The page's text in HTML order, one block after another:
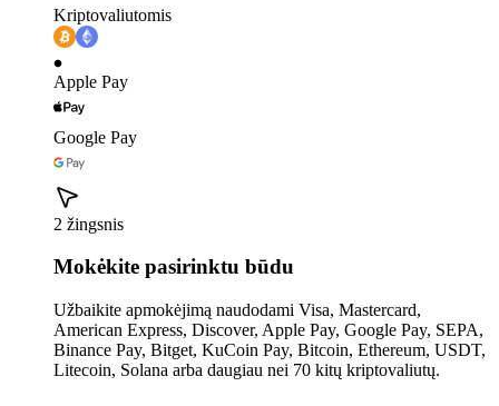
Kriptovaliutomis
Apple Pay
Google Pay
2 žingsnis
Mokėkite pasirinktu būdu
Užbaikite apmokėjimą naudodami Visa, Mastercard,
American Express, Discover, Apple Pay, Google Pay, SEPA,
Binance Pay, Bitget, KuCoin Pay, Bitcoin, Ethereum, USDT,
Litecoin, Solana arba daugiau nei 70 kitų kriptovaliutų.